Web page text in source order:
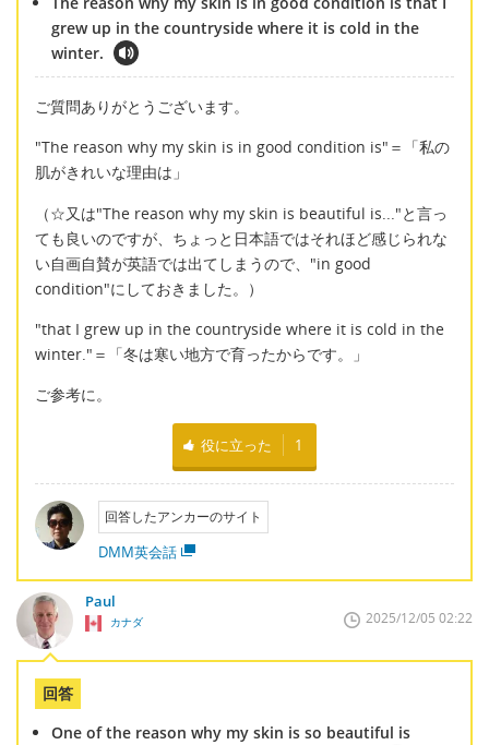
grew up in the countryside where it is cold in the
winter.
ご質問ありがとうございます。
"The reason why my skin is in good condition is"＝「私の
肌がきれいな理由は」
（☆又は"The reason why my skin is beautiful is..."と言っ
ても良いのですが、ちょっと日本語ではそれほど感じられな
い自画自賛が英語では出てしまうので、"in good
condition"にしておきました。）
"that I grew up in the countryside where it is cold in the
winter."＝「冬は寒い地方で育ったからです。」
ご参考に。
役に立った 1
回答したアンカーのサイト
DMM英会話
Paul
カナダ 2025/12/05 02:22
回答
One of the reason why my skin is so beautiful is